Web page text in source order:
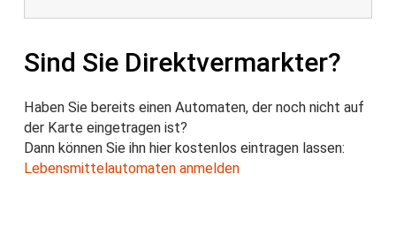
Sind Sie Direktvermarkter?
Haben Sie bereits einen Automaten, der noch nicht auf
der Karte eingetragen ist?
Dann können Sie ihn hier kostenlos eintragen lassen:
Lebensmittelautomaten anmelden